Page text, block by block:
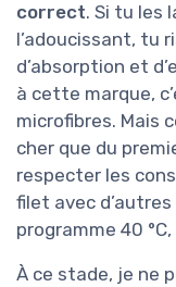
correct. Si tu les
l’adoucissant, tu
d’absorption et
à cette marque,
microfibres. Mais
cher que du
respecter les
filet avec
programme 40
À ce stade, je ne